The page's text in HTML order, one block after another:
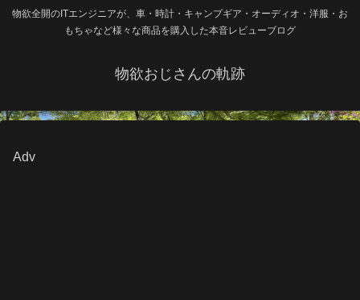
物欲全開のITエンジニアが、車・時計・キャンプギア・オーディオ・洋服・お
もちゃなど様々な商品を購入した本音レビューブログ
物欲おじさんの軌跡
Adv